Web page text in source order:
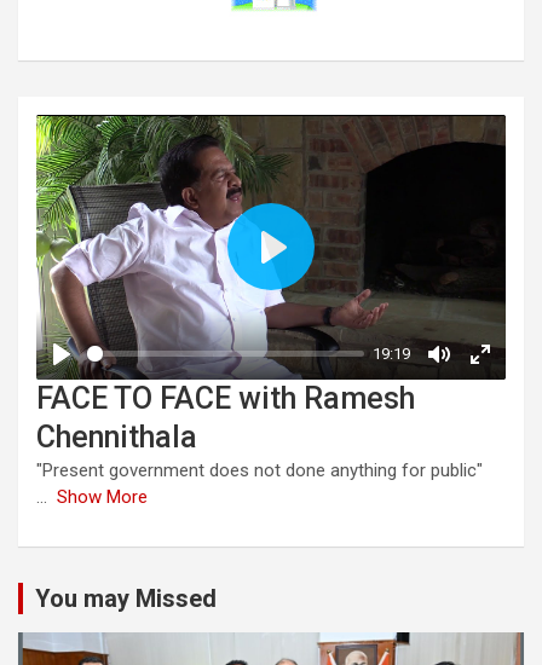
FACE TO FACE with Ramesh
Chennithala
"Present government does not done anything for public"
... Show More
You may Missed